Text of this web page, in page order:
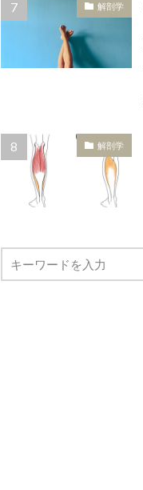
解剖学
解剖学